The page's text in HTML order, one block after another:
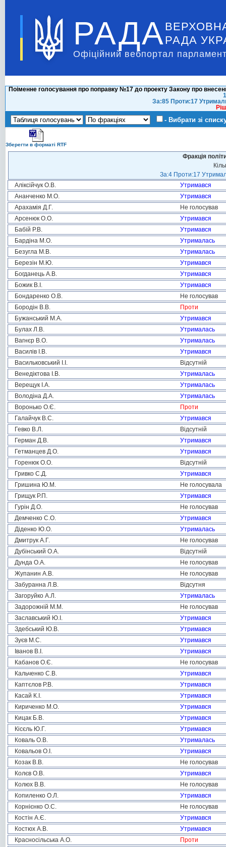
РАДА РАДА
Офіційний вебпортал
Поіменне голосування про поправку №17 до проекту Закону про
За:85 Проти:17
- Вибрати зі
Зберегти в форматі RTF
Фракція
За:4 Проти:17
Аліксійчук О.В.
Утримався
Ананченко М.О.
Утримався
Арахамія Д.Г.
Не голосував
Арсенюк О.О.
Утримався
Бабій Р.В.
Утримався
Бардіна М.О.
Утрималась
Безугла М.В.
Утрималась
Березін М.Ю.
Утримався
Богданець А.В.
Утримався
Божик В.І.
Утримався
Бондаренко О.В.
Не голосував
Бородін В.В.
Проти
Бужанський М.А.
Утримався
Булах Л.В.
Утрималась
Вагнєр В.О.
Утрималась
Василів І.В.
Утримався
Васильковський І.І.
Відсутній
Венедіктова І.В.
Утрималась
Верещук І.А.
Утрималась
Володіна Д.А.
Утрималась
Воронько О.Є.
Проти
Галайчук В.С.
Утримався
Гевко В.Л.
Відсутній
Герман Д.В.
Утримався
Гетманцев Д.О.
Утримався
Горенюк О.О.
Відсутній
Гривко С.Д.
Утримався
Гришина Ю.М.
Не голосувала
Грищук Р.П.
Утримався
Гурін Д.О.
Не голосував
Демченко С.О.
Утримався
Діденко Ю.О.
Утрималась
Дмитрук А.Г.
Не голосував
Дубінський О.А.
Відсутній
Дунда О.А.
Не голосував
Жупанин А.В.
Не голосував
Забуранна Л.В.
Відсутня
Загоруйко А.Л.
Утрималась
Задорожній М.М.
Не голосував
Заславський Ю.І.
Утримався
Здебський Ю.В.
Утримався
Зуєв М.С.
Утримався
Іванов В.І.
Утримався
Кабанов О.Є.
Не голосував
Кальченко С.В.
Утримався
Каптєлов Р.В.
Утримався
Касай К.І.
Утримався
Кириченко М.О.
Утримався
Кицак Б.В.
Утримався
Кісєль Ю.Г.
Утримався
Коваль О.В.
Утрималась
Ковальов О.І.
Утримався
Козак В.В.
Не голосував
Колєв О.В.
Утримався
Колюх В.В.
Не голосував
Копиленко О.Л.
Утримався
Корнієнко О.С.
Не голосував
Костін А.Є.
Утримався
Костюх А.В.
Утримався
Красносільська А.О.
Проти